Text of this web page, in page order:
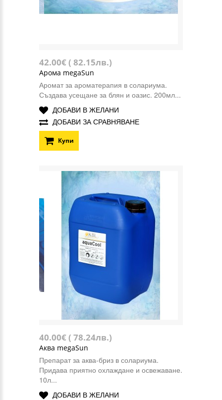
42.00€ ( 82.15лв.)
Арома megaSun
Аромат за ароматерапия в солариума.
Създава усещане за блян и оазис. 200мл...
ДОБАВИ В ЖЕЛАНИ
ДОБАВИ ЗА СРАВНЯВАНЕ
Купи
40.00€ ( 78.24лв.)
Аква megaSun
Препарат за аква-бриз в солариума.
Придава приятно охлаждане и освежаване.
10л...
ДОБАВИ В ЖЕЛАНИ